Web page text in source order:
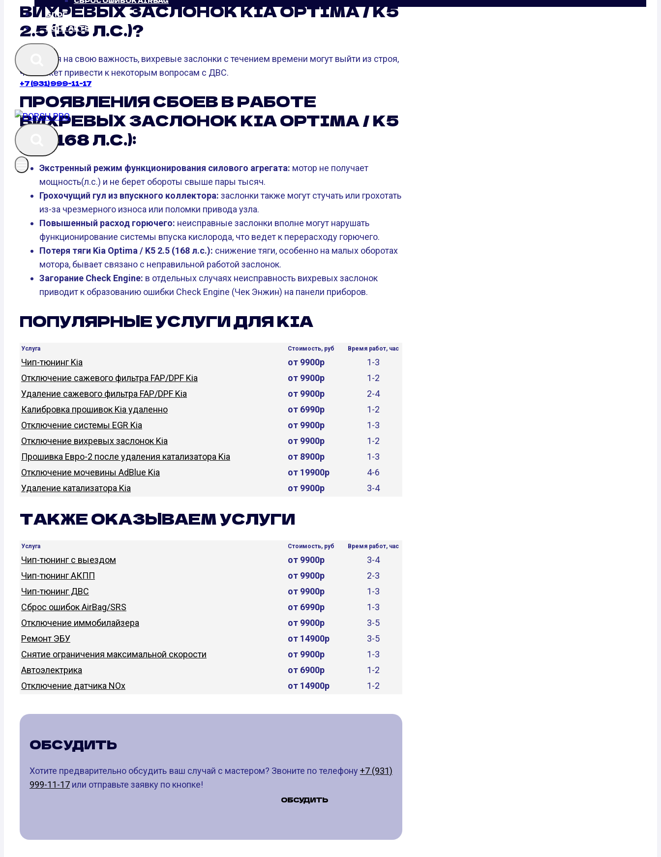
БЛОГ
КОНТАКТЫ
+7 (931) 999-11-17
ВИХРЕВЫХ ЗАСЛОНОК KIA OPTIMA / K5
2.5 (168 Л.С.)?
Не взирая на свою важность, вихревые заслонки с течением времени могут выйти из строя,
что может привести к некоторым вопросам с ДВС.
ПРОЯВЛЕНИЯ СБОЕВ В РАБОТЕ
ВИХРЕВЫХ ЗАСЛОНОК KIA OPTIMA / K5
2.5 (168 Л.С.):
Экстренный режим функционирования силового агрегата: мотор не получает
мощность(л.с.) и не берет обороты свыше пары тысяч.
Грохочущий гул из впускного коллектора: заслонки также могут стучать или грохотать
из-за чрезмерного износа или поломки привода узла.
Повышенный расход горючего: неисправные заслонки вполне могут нарушать
функционирование системы впуска кислорода, что ведет к перерасходу горючего.
Потеря тяги Kia Optima / K5 2.5 (168 л.с.): снижение тяги, особенно на малых оборотах
мотора, бывает связано с неправильной работой заслонок.
Загорание Check Engine: в отдельных случаях неисправность вихревых заслонок
приводит к образованию ошибки Check Engine (Чек Энжин) на панели приборов.
ПОПУЛЯРНЫЕ УСЛУГИ ДЛЯ KIA
Услуга Стоимость, руб Время работ, час
Чип-тюнинг Kia от 9900р
1-3
Отключение сажевого фильтра FAP/DPF Kia
от 9900р
1-2
Удаление сажевого фильтра FAP/DPF Kia
от 9900р
2-4
Калибровка прошивок Kia удаленно
от 6990р
1-2
Отключение системы EGR Kia
от 9900р
1-3
Отключение вихревых заслонок Kia
от 9900р
1-2
Прошивка Евро-2 после удаления катализатора Kia
от 8900р
1-3
Отключение мочевины AdBlue Kia
от 19900р
4-6
Удаление катализатора Kia
от 9900р 3-4
ТАКЖЕ ОКАЗЫВАЕМ УСЛУГИ
Услуга Стоимость, руб Время работ, час
Чип-тюнинг с выездом от 9900р
3-4
Чип-тюнинг АКПП
от 9900р
2-3
Чип-тюнинг ДВС
от 9900р
1-3
Сброс ошибок AirBag/SRS
от 6990р
1-3
Отключение иммобилайзера
от 9900р
3-5
Ремонт ЭБУ
от 14900р
3-5
Снятие ограничения максимальной скорости
от 9900р
1-3
Автоэлектрика
от 6900р
1-2
Отключение датчика NOx
от 14900р 1-2
ОБСУДИТЬ
Хотите предварительно обсудить ваш случай с мастером? Звоните по телефону +7 (931)
999-11-17 или отправьте заявку по кнопке!
ОБСУДИТЬ